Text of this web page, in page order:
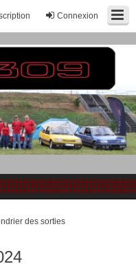
Connexion
des sorties